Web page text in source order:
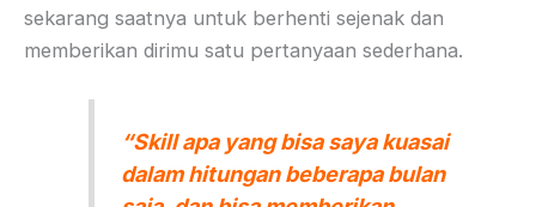
sekarang saatnya untuk berhenti sejenak dan
memberikan dirimu satu pertanyaan sederhana.
“Skillapa yang bisa saya kuasai
dalam hitungan beberapa bulan